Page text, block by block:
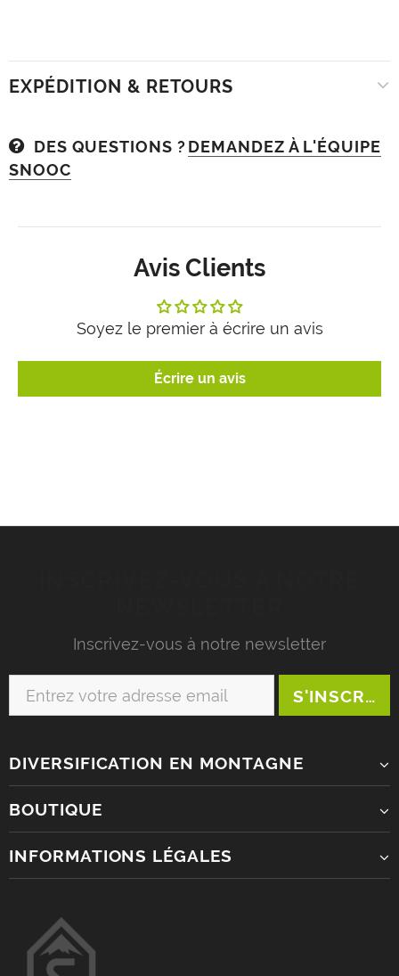
EXPÉDITION & RETOURS
DES QUESTIONS ? DEMANDEZ À L'ÉQUIPE
SNOOC
Avis Clients
Soyez le premier à écrire un avis
Écrire un avis
Inscrivez-vous à notre newsletter
DIVERSIFICATION EN MONTAGNE
BOUTIQUE
INFORMATIONS LÉGALES